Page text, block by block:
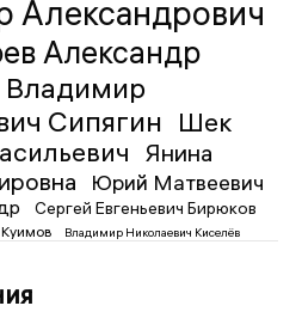
Александрович
Александр
Владимир
Сипягин Шек
Янина
Юрий Матвеевич
Сергей Евгеньевич Бирюков
Владимир Николаевич Киселёв